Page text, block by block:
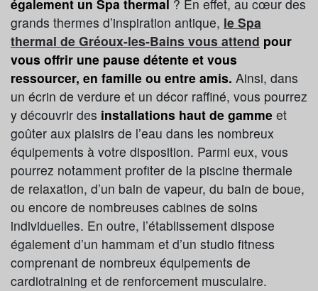
également un Spa thermal ? En effet, au cœur des
grands thermes d’inspiration antique, le Spa
thermal de Gréoux-les-Bains vous attend pour
vous offrir une pause détente et vous
ressourcer, en famille ou entre amis. Ainsi, dans
un écrin de verdure et un décor raffiné, vous pourrez
y découvrir des installations haut de gamme et
goûter aux plaisirs de l’eau dans les nombreux
équipements à votre disposition. Parmi eux, vous
pourrez notamment profiter de la piscine thermale
de relaxation, d’un bain de vapeur, du bain de boue,
ou encore de nombreuses cabines de soins
individuelles. En outre, l’établissement dispose
également d’un hammam et d’un studio fitness
comprenant de nombreux équipements de
cardiotraining et de renforcement musculaire.